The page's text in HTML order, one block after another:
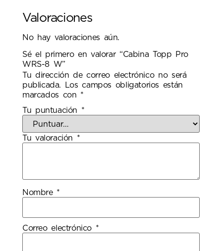
Valoraciones
No hay valoraciones aún.
Sé el primero en valorar “Cabina Topp Pro
WRS-8 W”
Tu dirección de correo electrónico no será
publicada.
Los campos obligatorios están
marcados con *
Tu puntuación *
Tu valoración *
Nombre *
Correo electrónico *